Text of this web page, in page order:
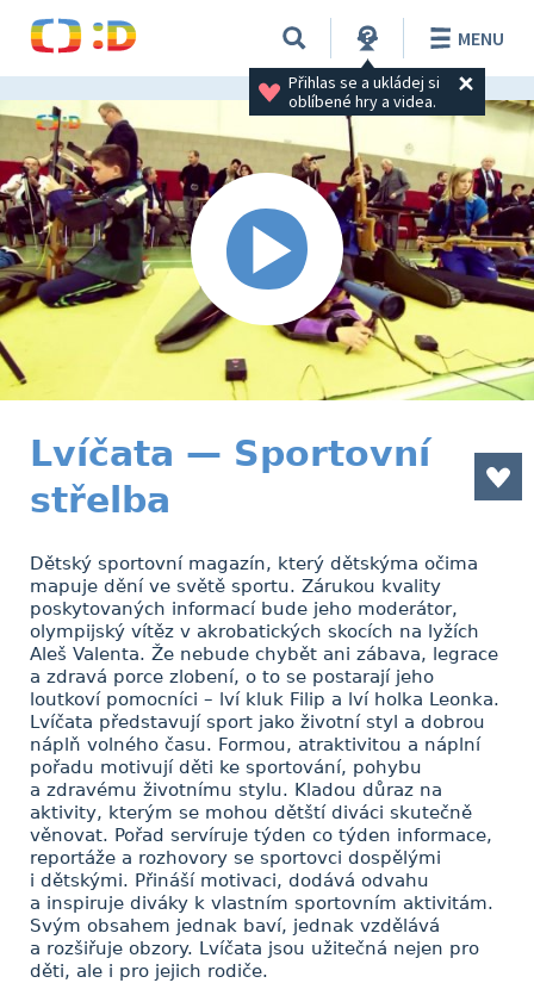
Přihlas se a ukládej si
oblíbené hry a videa.
MENU
Lvíčata — Sportovní
střelba
Dětský sportovní magazín, který dětskýma očima
mapuje dění ve světě sportu. Zárukou kvality
poskytovaných informací bude jeho moderátor,
olympijský vítěz v akrobatických skocích na lyžích
Aleš Valenta. Že nebude chybět ani zábava, legrace
a zdravá porce zlobení, o to se postarají jeho
loutkoví pomocníci – lví kluk Filip a lví holka Leonka.
Lvíčata představují sport jako životní styl a dobrou
náplň volného času. Formou, atraktivitou a náplní
pořadu motivují děti ke sportování, pohybu
a zdravému životnímu stylu. Kladou důraz na
aktivity, kterým se mohou dětští diváci skutečně
věnovat. Pořad servíruje týden co týden informace,
reportáže a rozhovory se sportovci dospělými
i dětskými. Přináší motivaci, dodává odvahu
a inspiruje diváky k vlastním sportovním aktivitám.
Svým obsahem jednak baví, jednak vzdělává
a rozšiřuje obzory. Lvíčata jsou užitečná nejen pro
děti, ale i pro jejich rodiče.